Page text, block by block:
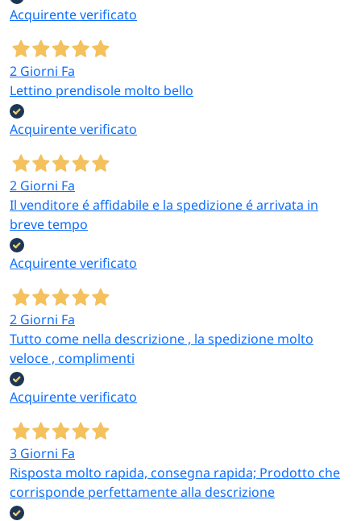
Acquirente verificato
2 Giorni Fa
Lettino prendisole molto bello
Acquirente verificato
2 Giorni Fa
Il venditore é affidabile e la spedizione é arrivata in
breve tempo
Acquirente verificato
2 Giorni Fa
Tutto come nella descrizione , la spedizione molto
veloce , complimenti
Acquirente verificato
3 Giorni Fa
Risposta molto rapida, consegna rapida; Prodotto che
corrisponde perfettamente alla descrizione